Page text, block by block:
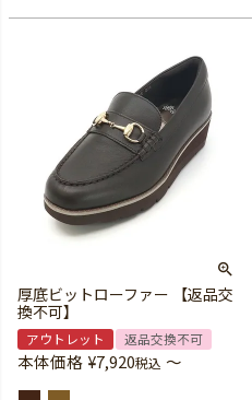
厚底ビットローファー 【返品交
換不可】
アウトレット 返品交換不可
本体価格 ¥7,920税込 〜